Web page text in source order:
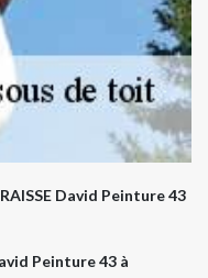
David Peinture 43
Peinture 43 à